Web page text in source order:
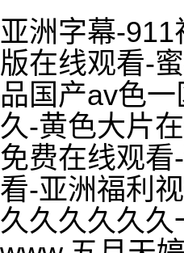
亚洲字幕-
版在线观看-
品国产av色
久-黄色大片
免费在线观
看-亚洲福利
久久久久久